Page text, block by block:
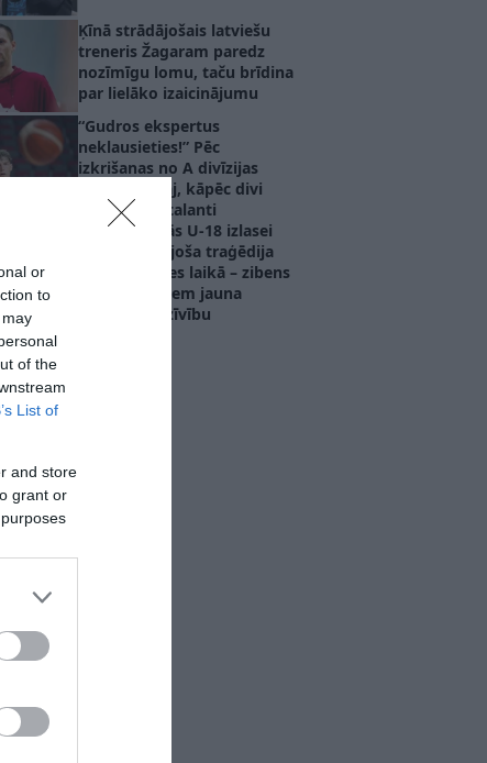
or
to
of the
List of
and store
grant or
Ķīnā strādājošais latviešu
treneris Žagaram paredz
nozīmīgu lomu, taču brīdina
par lielāko izaicinājumu
“Gudros ekspertus
neklausieties!” Pēc
izkrišanas no A divīzijas
aģents atklāj, kāpēc divi
basketbola talanti
nepievienojās U-18 izlasei
VIDEO. Šokējoša traģēdija
futbola spēles laikā – zibens
spēriens atņem jauna
futbolista dzīvību